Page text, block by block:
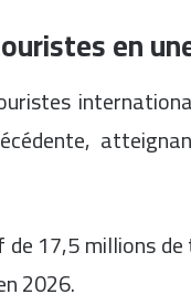
en
de 17,5 millions
2026.